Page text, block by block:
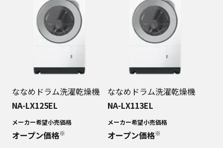
ななめドラム洗濯乾燥機
NA-LX125EL
メーカー希望小売価格
オープン価格※
ななめドラム洗濯乾燥機
NA-LX113EL
メーカー希望小売価格
オープン価格※